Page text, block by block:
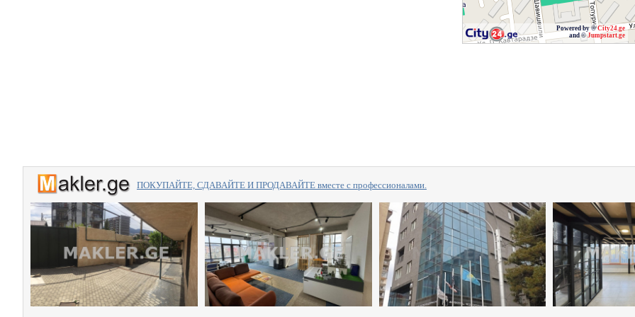
Powered by ©City24.ge
and ©Jumpstart.ge
ПОКУПАЙТЕ, СДАВАЙТЕ И ПРОДАВАЙТЕ вместе с профессионалами.